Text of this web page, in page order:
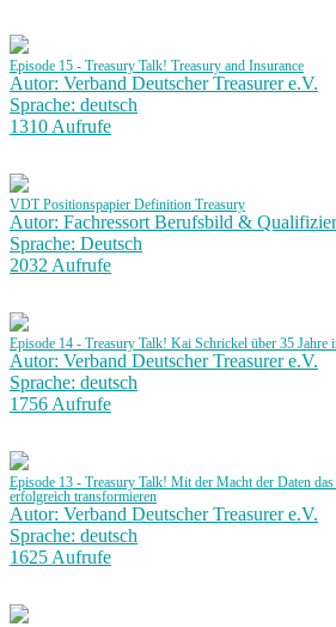
Episode 15 - Treasury Talk! Treasury and Insurance
Autor: Verband Deutscher Treasurer e.V.
Sprache: deutsch
1310 Aufrufe
VDT Positionspapier Definition Treasury
Autor: Fachressort Berufsbild &
Sprache: Deutsch
2032 Aufrufe
Episode 14 - Treasury Talk! Kai Schrickel über 35 Jahre
Autor: Verband Deutscher Treasurer e.V.
Sprache: deutsch
1756 Aufrufe
Episode 13 - Treasury Talk! Mit der Macht der Daten
erfolgreich transformieren
Autor: Verband Deutscher Treasurer e.V.
Sprache: deutsch
1625 Aufrufe